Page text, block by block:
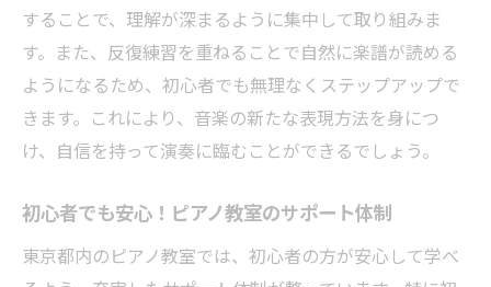
することで、理解が深まるように集中して取り組みま
す。また、反復練習を重ねることで自然に楽譜が読める
ようになるため、初心者でも無理なくステップアップで
きます。これにより、音楽の新たな表現方法を身につ
け、自信を持って演奏に臨むことができるでしょう。
初心者でも安心！ピアノ教室のサポート体制
東京都内のピアノ教室では、初心者の方が安心して学べ